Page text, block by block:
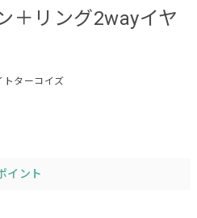
＋リング2wayイヤ
トターコイズ
イント